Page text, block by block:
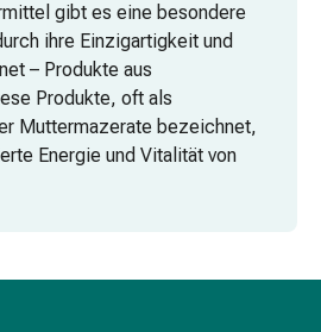
gibt es eine besondere
ihre Einzigartigkeit und
– Produkte aus
Produkte, oft als
Muttermazerate bezeichnet,
Energie und Vitalität von
eine Vielzahl von
zu bieten.